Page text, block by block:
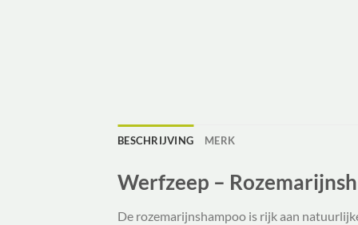
BESCHRIJVING MERK
Werfzeep –
De rozemarijnshampoo is rijk aan